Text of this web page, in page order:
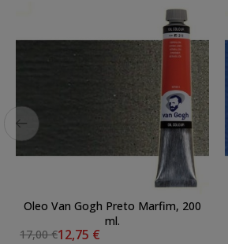
Oleo Van Gogh Preto Marfim, 200
ml.
17,00 €12,75 €